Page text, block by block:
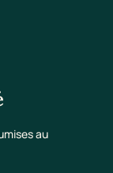
au